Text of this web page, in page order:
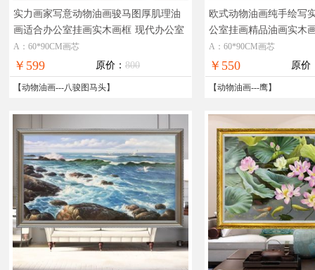
实力画家写意动物油画骏马图厚肌理油
画适合办公室挂画实木画框 现代办公室
品质动物油画骏马图
A：60*90CM画芯
￥599 原价： 800
【动物油画---八骏图马头】
欧式动物油画纯手绘写
公室挂画精品油画实木
士办公室挂画
A：60*90CM画芯
￥550 原价
【动物油画---鹰】